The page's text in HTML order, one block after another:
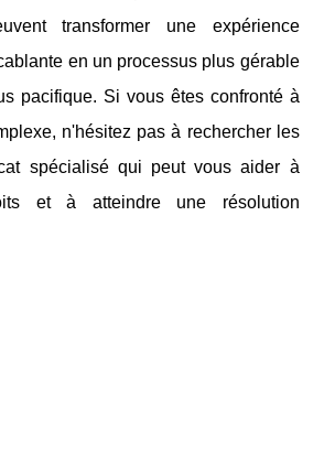
transformer une expérience
en un processus plus gérable
pacifique. Si vous êtes confronté à
n'hésitez pas à rechercher les
spécialisé qui peut vous aider à
et à atteindre une résolution